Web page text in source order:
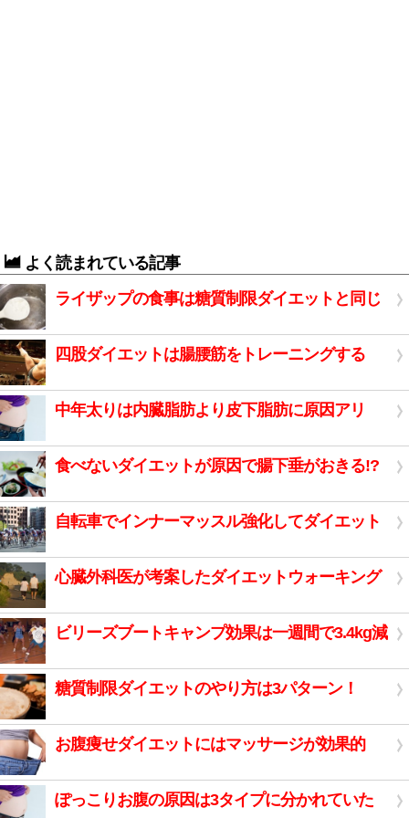
よく読まれている記事
ライザップの食事は糖質制限ダイエットと同じ
四股ダイエットは腸腰筋をトレーニングする
中年太りは内臓脂肪より皮下脂肪に原因アリ
食べないダイエットが原因で腸下垂がおきる!?
自転車でインナーマッスル強化してダイエット
心臓外科医が考案したダイエットウォーキング
ビリーズブートキャンプ効果は一週間で3.4kg減
糖質制限ダイエットのやり方は3パターン！
お腹痩せダイエットにはマッサージが効果的
ぽっこりお腹の原因は3タイプに分かれていた